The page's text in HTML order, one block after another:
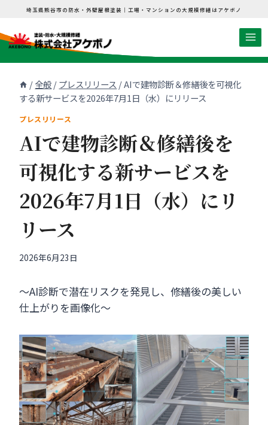
を
埼玉県熊谷市の防水・外壁屋根塗装｜工場・マンションの大規模修繕はアケボノ
/全般/プレスリリース /AIで建物診断＆修繕後を可視化
する新サービスを2026年7月1日（水）にリリース
プレスリリース
AIで建物診断＆修繕後を
可視化する新サービスを
2026年7月1日（水）にリ
リース
2026年6月23日
～AI診断で潜在リスクを発見し、修繕後の美しい
仕上がりを画像化～